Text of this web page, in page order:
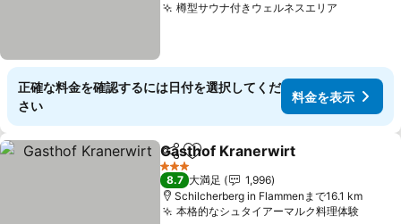
樽型サウナ付きウェルネスエリア
正確な料金を確認するには日付を選択してくだ
さい
料金を表示
シェアお気に入りに追加
Gasthof Kranerwirt
3 ホテルのランク
8.7 大満足
1,996
Schilcherberg in Flammenまで16.1 km
本格的なシュタイアーマルク料理体験料金